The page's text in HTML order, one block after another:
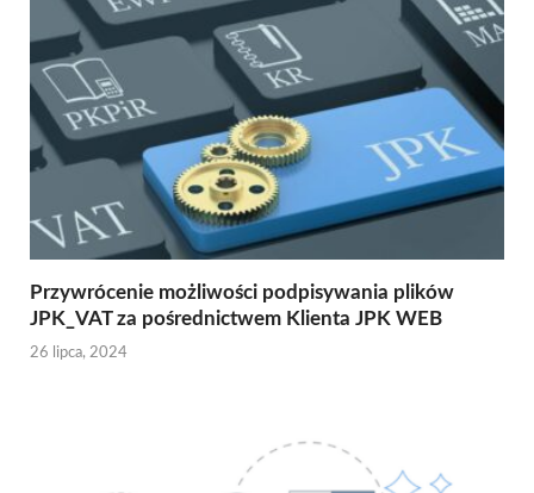
Przywrócenie możliwości podpisywania plików
JPK_VAT za pośrednictwem Klienta JPK WEB
26 lipca, 2024